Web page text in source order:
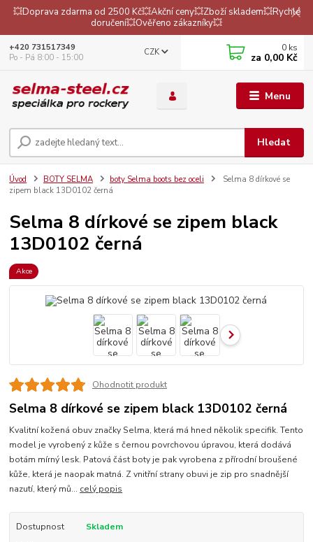
💥Doprava zdarma od 2500 Kč💥Akční ceny💥Zboží skladem💥Rychlé
doručení💥Ověřeno zákazníky💥
Menu
CZK
Hledat
+420 731517349
Po - Pá 8:00 - 15:00
0 ks
za 0,00 Kč
Úvod BOTY SELMA boty Selma boots bez oceli
Selma 8 dírkové se
zipem black 13D0102 černá
Selma 8 dírkové se zipem black
13D0102 černá
Akce
Ohodnotit produkt
Selma 8 dírkové se zipem black 13D0102 černá
Kvalitní kožená obuv značky Selma, která má hned několik specifik. Tento
model je vyrobený z kůže s černou povrchovou úpravou, která dodává
botám mírný lesk. Patová část boty je pak vyrobena z přírodní broušené
kůže, která je naopak matná. Z vnitřní strany obuvi je zip pro snadnější
nazutí, který mů... celý popis
Dostupnost
Skladem